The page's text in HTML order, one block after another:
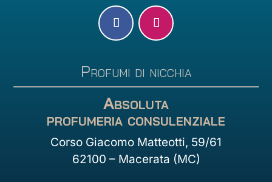
Profumi di nicchia
Absoluta
profumeria consulenziale
Corso Giacomo Matteotti, 59/61
62100 – Macerata (MC)